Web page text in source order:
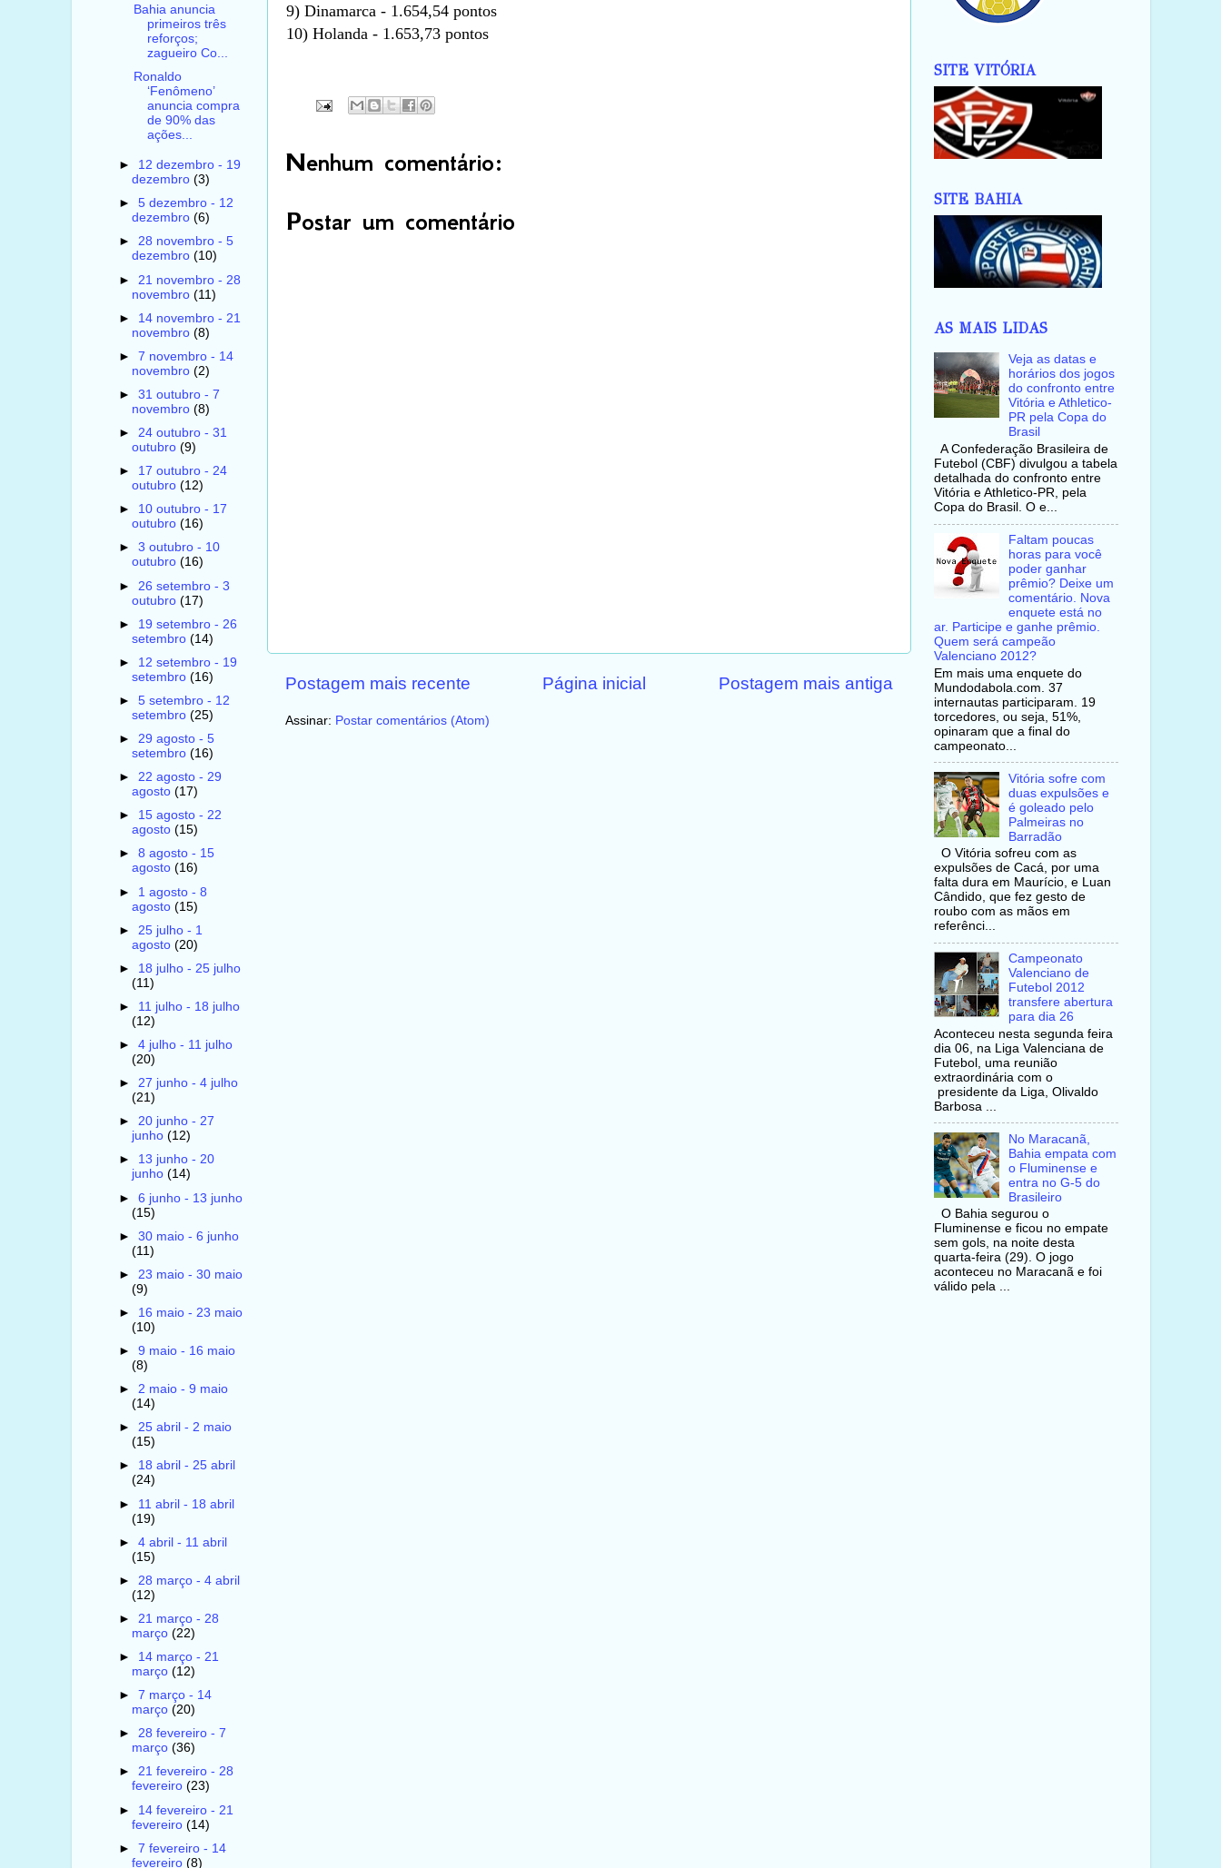
9) Dinamarca - 1.654,54 pontos
10) Holanda - 1.653,73 pontos
Nenhum comentário:
Postar um comentário
Postagem mais recente Postagem mais antiga
Página inicial
Assinar: Postar comentários (Atom)
Bahia anuncia
primeiros três
reforços;
zagueiro Co...
Ronaldo
‘Fenômeno’
anuncia compra
de 90% das
ações...
► 12 dezembro - 19
dezembro (3)
► 5 dezembro - 12
dezembro (6)
► 28 novembro - 5
dezembro (10)
► 21 novembro - 28
novembro (11)
► 14 novembro - 21
novembro (8)
► 7 novembro - 14
novembro (2)
► 31 outubro - 7
novembro (8)
► 24 outubro - 31
outubro (9)
► 17 outubro - 24
outubro (12)
► 10 outubro - 17
outubro (16)
► 3 outubro - 10
outubro (16)
► 26 setembro - 3
outubro (17)
► 19 setembro - 26
setembro (14)
► 12 setembro - 19
setembro (16)
► 5 setembro - 12
setembro (25)
► 29 agosto - 5
setembro (16)
► 22 agosto - 29
agosto (17)
► 15 agosto - 22
agosto (15)
► 8 agosto - 15
agosto (16)
► 1 agosto - 8
agosto (15)
► 25 julho - 1
agosto (20)
► 18 julho - 25 julho
(11)
► 11 julho - 18 julho
(12)
► 4 julho - 11 julho
(20)
► 27 junho - 4 julho
(21)
► 20 junho - 27
junho (12)
► 13 junho - 20
junho (14)
► 6 junho - 13 junho
(15)
► 30 maio - 6 junho
(11)
► 23 maio - 30 maio
(9)
► 16 maio - 23 maio
(10)
► 9 maio - 16 maio
(8)
► 2 maio - 9 maio
(14)
► 25 abril - 2 maio
(15)
► 18 abril - 25 abril
(24)
► 11 abril - 18 abril
(19)
► 4 abril - 11 abril
(15)
► 28 março - 4 abril
(12)
► 21 março - 28
março (22)
► 14 março - 21
março (12)
► 7 março - 14
março (20)
► 28 fevereiro - 7
março (36)
► 21 fevereiro - 28
fevereiro (23)
► 14 fevereiro - 21
fevereiro (14)
► 7 fevereiro - 14
fevereiro (8)
SITE VITÓRIA
SITE BAHIA
AS MAIS LIDAS
Veja as datas e
horários dos jogos
do confronto entre
Vitória e Athletico-
PR pela Copa do
Brasil
A Confederação Brasileira de
Futebol (CBF) divulgou a tabela
detalhada do confronto entre
Vitória e Athletico-PR, pela
Copa do Brasil. O e...
Faltam poucas
horas para você
poder ganhar
prêmio? Deixe um
comentário. Nova
enquete está no
ar. Participe e ganhe prêmio.
Quem será campeão
Valenciano 2012?
Em mais uma enquete do
Mundodabola.com. 37
internautas participaram. 19
torcedores, ou seja, 51%,
opinaram que a final do
campeonato...
Vitória sofre com
duas expulsões e
é goleado pelo
Palmeiras no
Barradão
O Vitória sofreu com as
expulsões de Cacá, por uma
falta dura em Maurício, e Luan
Cândido, que fez gesto de
roubo com as mãos em
referênci...
Campeonato
Valenciano de
Futebol 2012
transfere abertura
para dia 26
Aconteceu nesta segunda feira
dia 06, na Liga Valenciana de
Futebol, uma reunião
extraordinária com o
presidente da Liga, Olivaldo
Barbosa ...
No Maracanã,
Bahia empata com
o Fluminense e
entra no G-5 do
Brasileiro
O Bahia segurou o
Fluminense e ficou no empate
sem gols, na noite desta
quarta-feira (29). O jogo
aconteceu no Maracanã e foi
válido pela ...